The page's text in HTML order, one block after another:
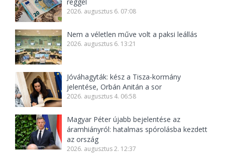
2026. augusztus 6. 07:08
Nem a véletlen műve volt a paksi leállás
2026. augusztus 6. 13:21
Jóváhagyták: kész a Tisza-kormány
jelentése, Orbán Anitán a sor
2026. augusztus 4. 06:58
Magyar Péter újabb bejelentése az
áramhiányról: hatalmas spórolásba kezdett
az ország
2026. augusztus 2. 12:37